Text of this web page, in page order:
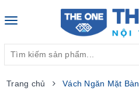
Toggle
Trang chủ Vách Ngăn Mặt Bàn